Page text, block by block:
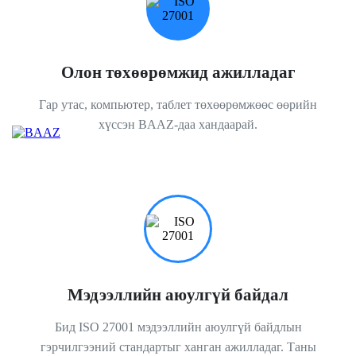
Олон төхөөрөмжид ажилладаг
Гар утас, компьютер, таблет төхөөрөмжөөс өөрийн
хүссэн BAAZ-даа хандаарай.
Мэдээллийн аюулгүй байдал
Бид ISO 27001 мэдээллийн аюулгүй байдлын
гэрчилгээний стандартыг ханган ажилладаг. Таны